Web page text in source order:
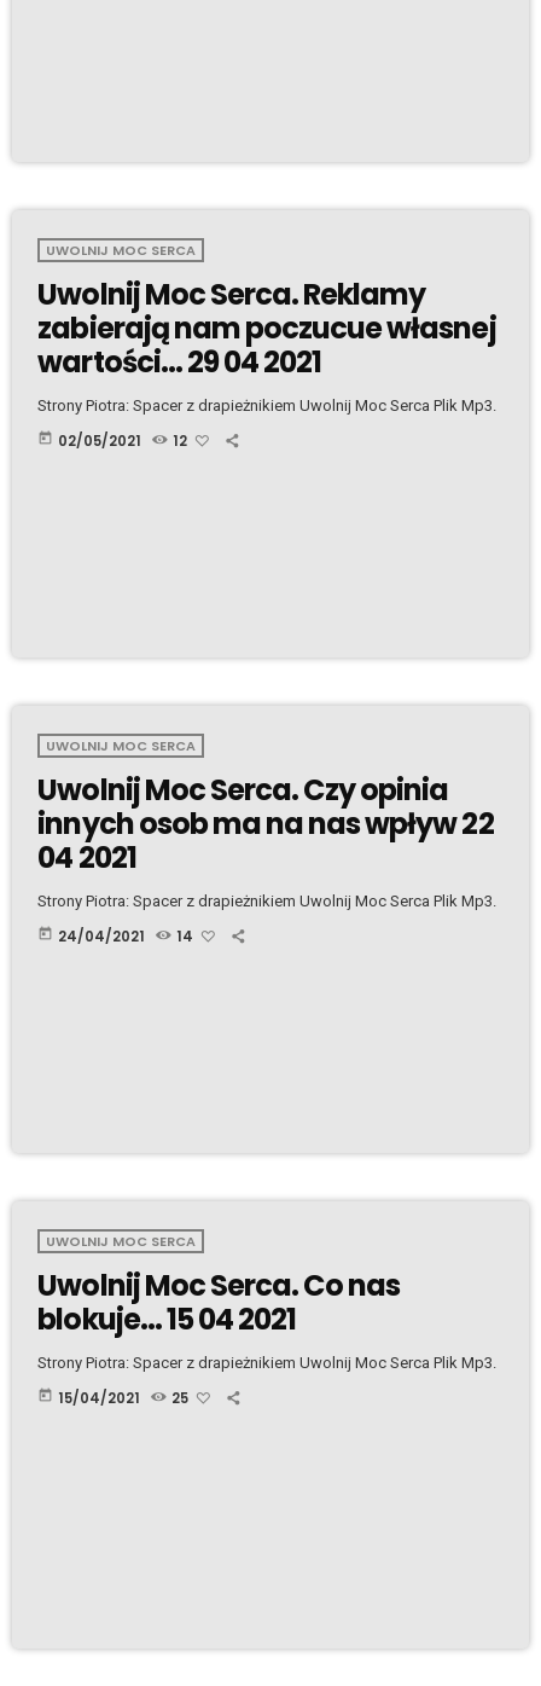
UWOLNIJ MOC SERCA
Uwolnij Moc Serca. Reklamy
zabierają nam poczucue własnej
wartości… 29 04 2021
Strony Piotra: Spacer z drapieżnikiem Uwolnij Moc Serca Plik Mp3.
today 02/05/2021 12
UWOLNIJ MOC SERCA
Uwolnij Moc Serca. Czy opinia
innych osob ma na nas wpływ 22
04 2021
Strony Piotra: Spacer z drapieżnikiem Uwolnij Moc Serca Plik Mp3.
today 24/04/2021 14
UWOLNIJ MOC SERCA
Uwolnij Moc Serca. Co nas
blokuje… 15 04 2021
Strony Piotra: Spacer z drapieżnikiem Uwolnij Moc Serca Plik Mp3.
today 15/04/2021 25